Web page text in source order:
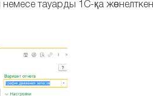
немесе тауарды 1С-қа жөнелткен